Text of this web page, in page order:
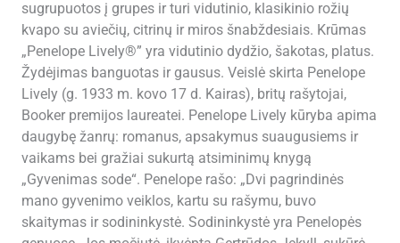
sugrupuotos į grupes ir turi vidutinio, klasikinio rožių
kvapo su aviečių, citrinų ir miros šnabždesiais. Krūmas
„Penelope Lively®” yra vidutinio dydžio, šakotas, platus.
Žydėjimas banguotas ir gausus. Veislė skirta Penelope
Lively (g. 1933 m. kovo 17 d. Kairas), britų rašytojai,
Booker premijos laureatei. Penelope Lively kūryba apima
daugybę žanrų: romanus, apsakymus suaugusiems ir
vaikams bei gražiai sukurtą atsiminimų knygą
„Gyvenimas sode“. Penelope rašo: „Dvi pagrindinės
mano gyvenimo veiklos, kartu su rašymu, buvo
skaitymas ir sodininkystė. Sodininkystė yra Penelopės